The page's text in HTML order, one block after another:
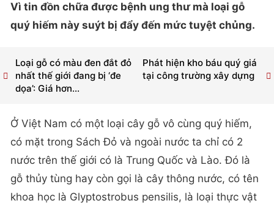
Vì tin đồn chữa được bệnh ung thư mà loại gỗ
quý hiếm này suýt bị đẩy đến mức tuyệt chủng.
Phát hiện kho báu quý giá
tại công trường xây dựng
Loại gỗ có màu đen đắt đỏ
nhất thế giới đang bị ‘đe
dọa’: Giá hơn...
Ở Việt Nam có một loại cây gỗ vô cùng quý hiếm,
có mặt trong Sách Đỏ và ngoài nước ta chỉ có 2
nước trên thế giới có là Trung Quốc và Lào. Đó là
gỗ thủy tùng hay còn gọi là cây thông nước, có tên
khoa học là Glyptostrobus pensilis, là loại thực vật